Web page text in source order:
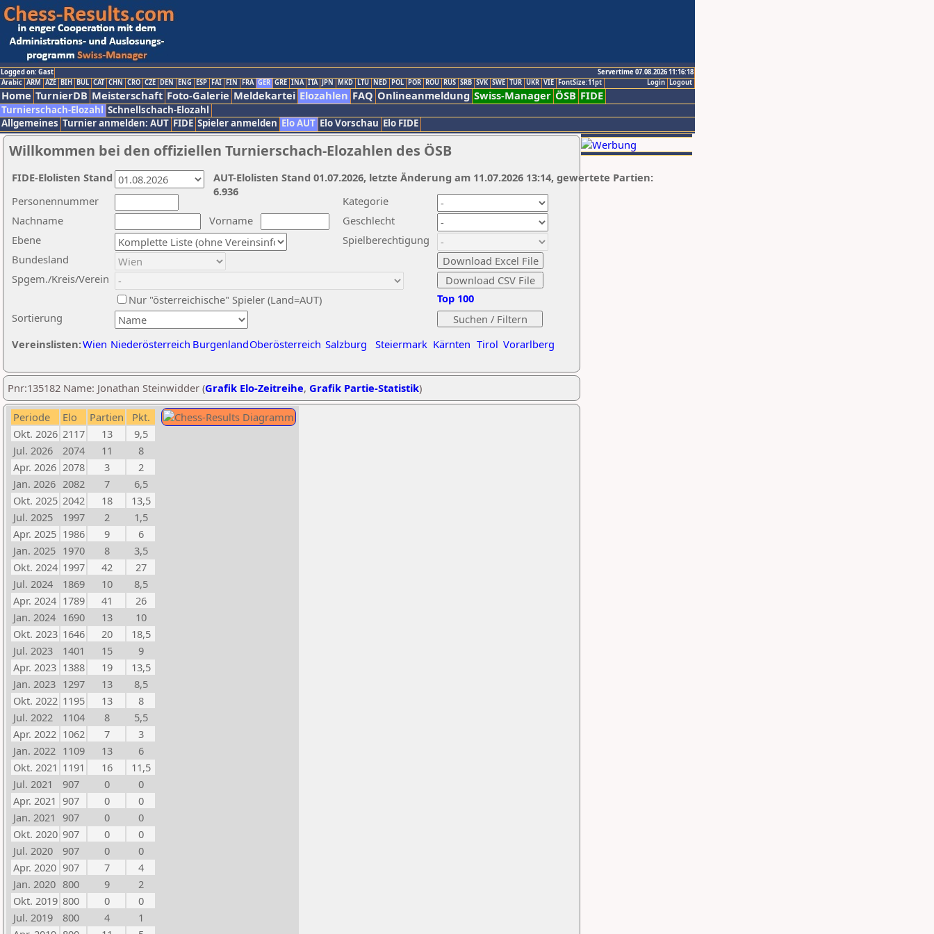
Logged on: Gast
Servertime 07.08.2026 11:16:18
Logout
Login
Arabic ARM AZE BIH BUL CAT CHN CRO CZE DEN ENG ESP FAI FIN FRA GER GRE INA ITA JPN MKD LTU NED POL POR ROU RUS SRB SVK SWE TUR UKR VIE FontSize:11pt
Home TurnierDB Meisterschaft Foto-Galerie Meldekartei Elozahlen FAQ Onlineanmeldung Swiss-Manager ÖSB FIDE
Turnierschach-Elozahl Schnellschach-Elozahl
Allgemeines Turnier anmelden: AUT FIDE Spieler anmelden Elo AUT Elo Vorschau Elo FIDE
Willkommen bei den offiziellen Turnierschach-Elozahlen des ÖSB
Nachname
Vorname
Ebene
Kategorie
Sortierung
Personennummer
Bundesland
Spgem./Kreis/Verein
Geschlecht
Nur "österreichische" Spieler (Land=AUT)
Spielberechtigung
Vereinslisten:Wien Niederösterreich BurgenlandOberösterreich Salzburg Steiermark Kärnten Tirol Vorarlberg
Top 100
AUT-Elolisten Stand 01.07.2026, letzte Änderung am 11.07.2026 13:14, gewertete Partien:
6.936
FIDE-Elolisten Stand
Pnr:135182 Name: Jonathan Steinwidder (Grafik Elo-Zeitreihe, Grafik Partie-Statistik)
Periode Elo Partien
Pkt.
Okt. 2026 2117 13
9,5
Jul. 2026
2074 11
8
Apr. 2026 2078 3
2
Jan. 2026 2082 7
6,5
Okt. 2025 2042 18
13,5
Jul. 2025
1997 2
1,5
Apr. 2025 1986 9
6
Jan. 2025 1970 8
3,5
Okt. 2024 1997 42
27
Jul. 2024
1869 10
8,5
Apr. 2024 1789 41
26
Jan. 2024 1690 13
10
Okt. 2023 1646 20
18,5
Jul. 2023
1401 15
9
Apr. 2023 1388 19
13,5
Jan. 2023 1297 13
8,5
Okt. 2022 1195 13
8
Jul. 2022
1104 8
5,5
Apr. 2022 1062 7
3
Jan. 2022 1109 13
6
Okt. 2021 1191 16
11,5
Jul. 2021
907 0
0
Apr. 2021 907 0
0
Jan. 2021 907 0
0
Okt. 2020 907 0
0
Jul. 2020
907 0
0
Apr. 2020 907 7
4
Jan. 2020 800 9
2
Okt. 2019 800 0
0
Jul. 2019
800 4
1